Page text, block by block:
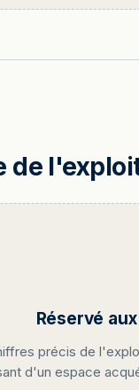
de
Réservé
précis de
d'un espace